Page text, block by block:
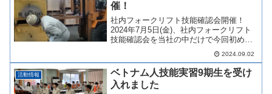
催！
社内フォークリフト技能確認会開催！
2024年7月5日(金)、社内フォークリフト
技能確認会を当社の中だけで今回初めて
開催しました。各課の代表者6名は各々の
部署の作業の中でフォークリフトを使っ
ています。この確認会で代表者6名には普
段の作業 (フ...
2024.09.02
活動情報
ベトナム人技能実習9期生を受け
入れました